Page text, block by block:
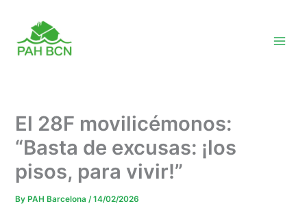
content
El 28F movilicémonos:
“Basta de excusas: ¡los
pisos, para vivir!”
By PAH Barcelona/14/02/2026